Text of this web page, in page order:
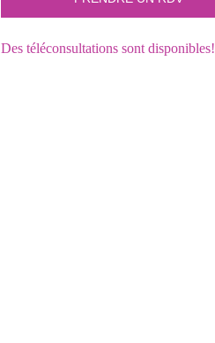
Des téléconsultations sont disponibles!